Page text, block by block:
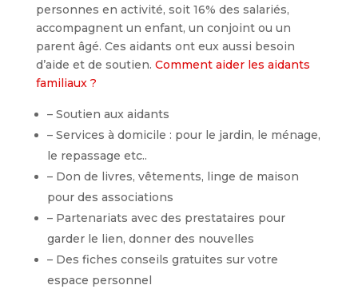
personnes en activité, soit 16% des salariés,
accompagnent un enfant, un conjoint ou un
parent âgé. Ces aidants ont eux aussi besoin
d’aide et de soutien. Comment aider les aidants
familiaux ?
– Soutien aux aidants
– Services à domicile : pour le jardin, le ménage,
le repassage etc..
– Don de livres, vêtements, linge de maison
pour des associations
– Partenariats avec des prestataires pour
garder le lien, donner des nouvelles
– Des fiches conseils gratuites sur votre
espace personnel